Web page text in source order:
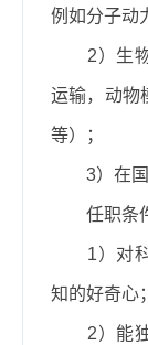
例如分子动
2）生
运输，动物
等）；
3）在
任职条
1）对科
知的好奇心；
2）能独